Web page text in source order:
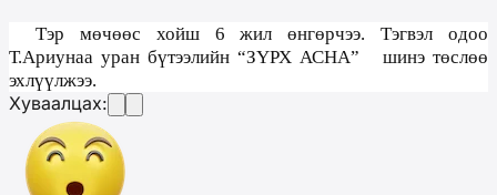
Тэр мөчөөс хойш 6 жил өнгөрчээ. Тэгвэл одоо
Т.Ариунаа уран бүтээлийн “ЗҮРХ АСНА”
шинэ төслөө
эхлүүлжээ.
Хуваалцах: